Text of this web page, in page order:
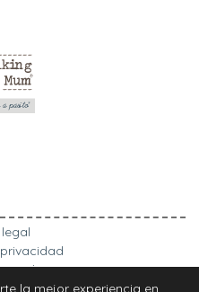
cookies
la mejor experiencia en